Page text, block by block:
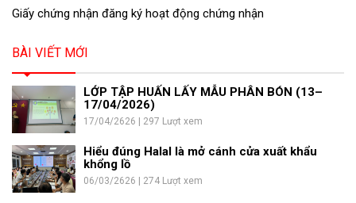
Giấy chứng nhận đăng ký hoạt động chứng nhận
BÀI VIẾT MỚI
LỚP TẬP HUẤN LẤY MẪU PHÂN BÓN (13–
17/04/2026)
17/04/2626 | 297 Lượt xem
Hiểu đúng Halal là mở cánh cửa xuất khẩu
khổng lồ
06/03/2626 | 274 Lượt xem